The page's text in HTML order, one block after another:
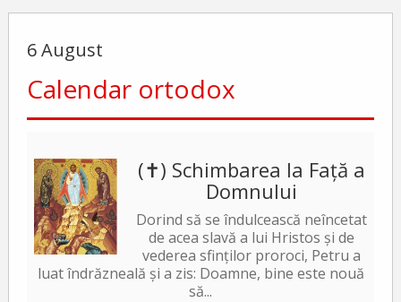
6 August
Calendar ortodox
(✝) Schimbarea la Față a
Domnului
Dorind să se îndulcească neîncetat
de acea slavă a lui Hristos și de
vederea sfinților proroci, Petru a
luat îndrăzneală și a zis: Doamne, bine este nouă
să...